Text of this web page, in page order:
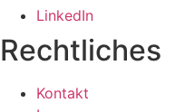
LinkedIn
Rechtliches
Kontakt